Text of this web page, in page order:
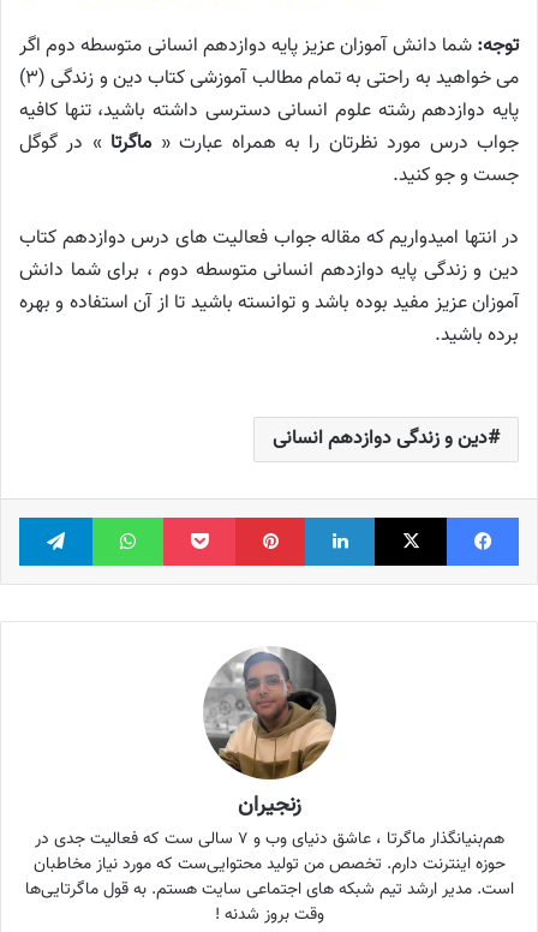
توجه: شما دانش آموزان عزیز پایه دوازدهم انسانی متوسطه دوم اگر
می خواهید به راحتی به تمام مطالب آموزشی کتاب دین و زندگی (۳)
پایه دوازدهم رشته علوم انسانی دسترسی داشته باشید، تنها کافیه
جواب درس مورد نظرتان را به همراه عبارت « ماگرتا » در گوگل
جست و جو کنید.
در انتها امیدواریم که مقاله جواب فعالیت های درس دوازدهم کتاب
دین و زندگی پایه دوازدهم انسانی متوسطه دوم ، برای شما دانش
آموزان عزیز مفید بوده باشد و توانسته باشید تا از آن استفاده و بهره
برده باشید.
دین و زندگی دوازدهم انسانی
فیس بوک X لینکدین ‫پین‌ترست پاکت واتس آپ
زنجیران
هم‌بنیانگذار ماگرتا ، عاشق دنیای وب و ۷ سالی ست که فعالیت جدی در
حوزه اینترنت دارم. تخصص من تولید محتوایی‌ست که مورد نیاز مخاطبان
است. مدیر ارشد تیم شبکه های اجتماعی سایت هستم. به قول ماگرتایی‌ها
وقت بروز شدنه !